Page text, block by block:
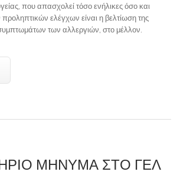
που απασχολεί τόσο ενήλικες όσο και
ελέγχων είναι η βελτίωση της
των αλλεργιών, στο μέλλον.
ΜΉΝΥΜΑ ΣΤΟ ΓΕΛ